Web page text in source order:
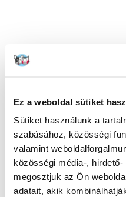
Ez a weboldal sütiket
Sütiket használunk a
szabásához, közösségi
valamint
közösségi média-,
megosztjuk az Ön
adatait, akik
APPLAWS Kitten Tonhal 70 g
599 Ft
KOSÁRBA